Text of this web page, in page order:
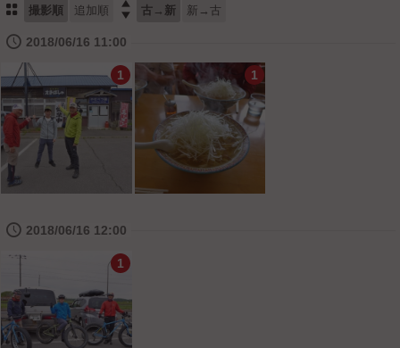
⚏ 撮影順 追加順  古→新 新→古
🕔 2018/06/16 11:00
1 1
🕔 2018/06/16 12:00
1